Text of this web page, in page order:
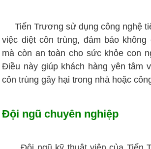
Tiến Trương sử dụng công nghệ
việc diệt côn trùng, đảm bảo không
mà còn an toàn cho sức khỏe con
Điều này giúp khách hàng yên tâm
côn trùng gây hại trong nhà hoặc
Đội ngũ chuyên nghiệp